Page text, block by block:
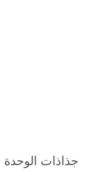
جذاذات الوحدة